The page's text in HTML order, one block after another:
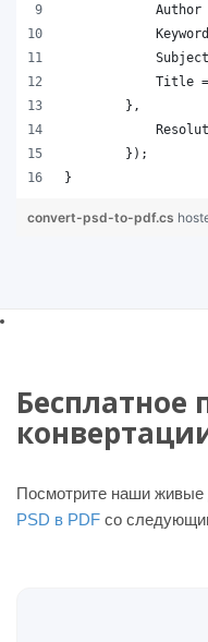
Author
Title
        },
        });
}
convert-psd-to-pdf.cs
Бесплатное
Посмотрите наши живые
PSD в PDF со